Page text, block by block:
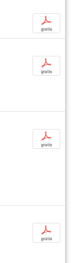
p
gratis
p
gratis
p
gratis
p
gratis